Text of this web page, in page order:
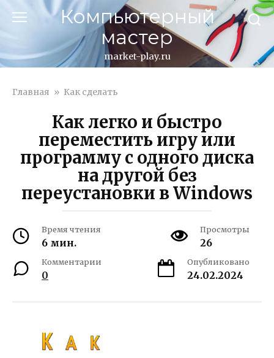
Перейти
Компьютерный
мастер
market-play.ru
Главная » Как сделать
Как легко и быстро
переместить игру или
программу с одного диска
на другой без
переустановки в Windows
Время чтения
6 мин.
Просмотры
26
Комментарии
0
Опубликовано
24.02.2024